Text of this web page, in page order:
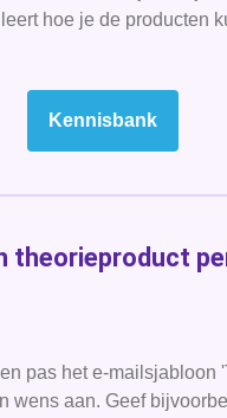
hoe je de producten
Kennisbank
theorieproduct
pas het e-mailsjabloon
wens aan. Geef